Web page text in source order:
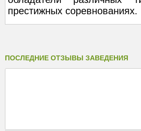
престижных соревнованиях.
ПОСЛЕДНИЕ ОТЗЫВЫ ЗАВЕДЕНИЯ